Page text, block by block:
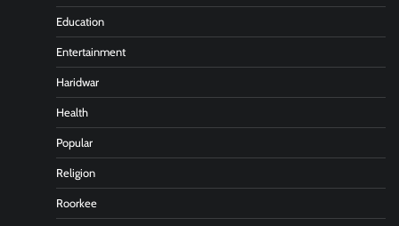
Education
Entertainment
Haridwar
Health
Popular
Religion
Roorkee